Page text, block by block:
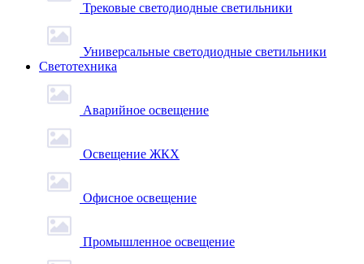
Трековые светодиодные светильники
Универсальные светодиодные светильники
Светотехника
Аварийное освещение
Освещение ЖКХ
Офисное освещение
Промышленное освещение